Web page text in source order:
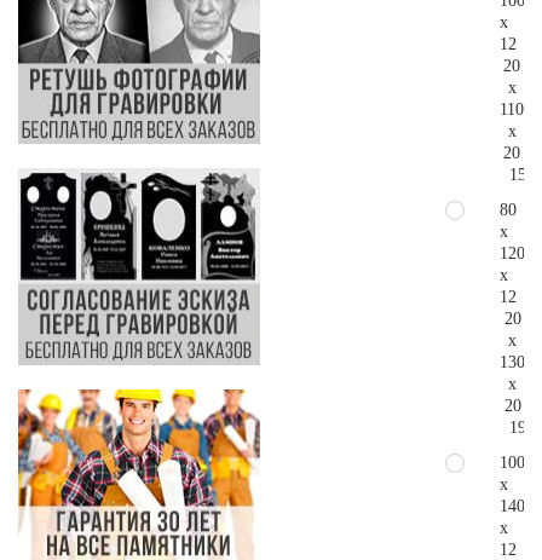
x
12
20
x
110
x
20
80
x
120
x
12
20
x
130
x
20
100
x
140
x
12